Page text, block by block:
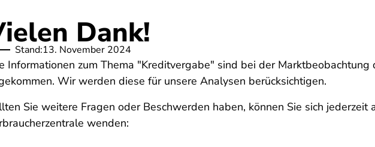
Dank!
Stand:13. November 2024
Informationen zum Thema "Kreditvergabe" sind bei der Marktbeobachtung
Wir werden diese für unsere Analysen berücksichtigen.
Sie weitere Fragen oder Beschwerden haben, können Sie sich jederzeit
wenden: